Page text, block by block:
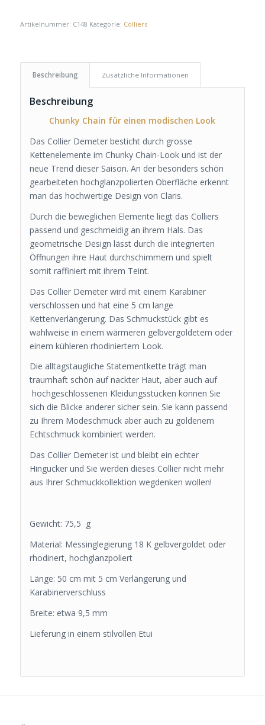
Artikelnummer: C148 Kategorie: Colliers
Beschreibung Zusätzliche Informationen
Beschreibung
Chunky Chain für einen modischen Look
Das Collier Demeter besticht durch grosse
Kettenelemente im Chunky Chain-Look und ist der
neue Trend dieser Saison. An der besonders schön
gearbeiteten hochglanzpolierten Oberfläche erkennt
man das hochwertige Design von Claris.
Durch die beweglichen Elemente liegt das Colliers
passend und geschmeidig an ihrem Hals. Das
geometrische Design lässt durch die integrierten
Öffnungen ihre Haut durchschimmern und spielt
somit raffiniert mit ihrem Teint.
Das Collier Demeter wird mit einem Karabiner
verschlossen und hat eine 5 cm lange
Kettenverlängerung. Das Schmuckstück gibt es
wahlweise in einem wärmeren gelbvergoldetem oder
einem kühleren rhodiniertem Look.
Die alltagstaugliche Statementkette trägt man
traumhaft schön auf nackter Haut, aber auch auf
hochgeschlossenen Kleidungsstücken können Sie
sich die Blicke anderer sicher sein. Sie kann passend
zu Ihrem Modeschmuck aber auch zu goldenem
Echtschmuck kombiniert werden.
Das Collier Demeter ist und bleibt ein echter
Hingucker und Sie werden dieses Collier nicht mehr
aus Ihrer Schmuckkollektion wegdenken wollen!
Gewicht: 75,5 g
Material: Messinglegierung 18 K gelbvergoldet oder
rhodinert, hochglanzpoliert
Länge: 50 cm mit 5 cm Verlängerung und
Karabinerverschluss
Breite: etwa 9,5 mm
Lieferung in einem stilvollen Etui